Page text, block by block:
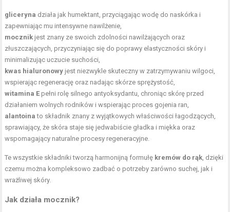
gliceryna działa jak humektant, przyciągając wodę do naskórka i
zapewniając mu intensywne nawilżenie,
mocznik jest znany ze swoich zdolności nawilżających oraz
złuszczających, przyczyniając się do poprawy elastyczności skóry i
minimalizując uczucie suchości,
kwas hialuronowy jest niezwykle skuteczny w zatrzymywaniu wilgoci,
wspierając regenerację oraz nadając skórze sprężystość,
witamina E pełni rolę silnego antyoksydantu, chroniąc skórę przed
działaniem wolnych rodników i wspierając proces gojenia ran,
alantoina to składnik znany z wyjątkowych właściwości łagodzących,
sprawiający, że skóra staje się jedwabiście gładka i miękka oraz
wspomagający naturalne procesy regeneracyjne.
Te wszystkie składniki tworzą harmonijną formułę kremów do rąk, dzięki
czemu można kompleksowo zadbać o potrzeby zarówno suchej, jak i
wrażliwej skóry.
Jak działa mocznik?